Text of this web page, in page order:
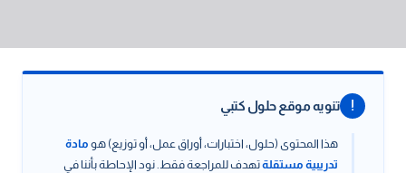
! تنويه موقع حلول كتبي
هذا المحتوى (حلول، اختبارات، أوراق عمل، أو توزيع) هو مادة
تدريبية مستقلةتهدف للمراجعة فقط. نود الإحاطة بأننا في